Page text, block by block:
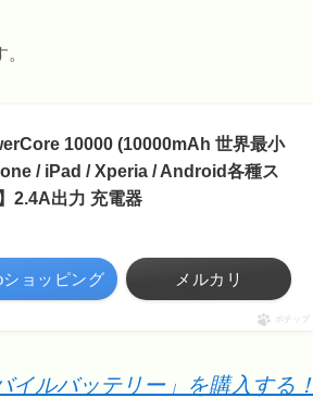
10000 (10000mAh 世界最小
/ iPad / Xperia / Android各種ス
2.4A出力 充電器
ショッピング メルカリ
ポチップ
ルバッテリー」を購入する！